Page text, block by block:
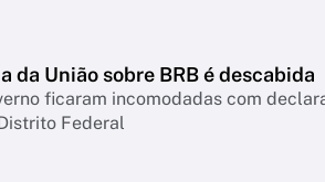
da União sobre BRB é descabida
ficaram incomodadas com
Federal